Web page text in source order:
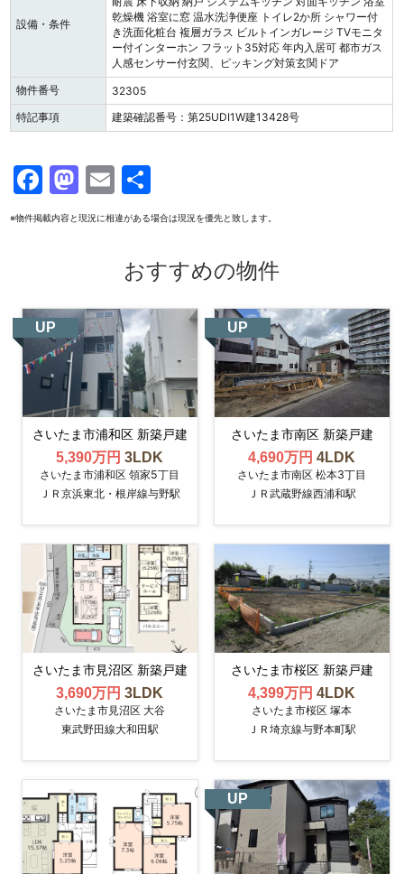
設備・条件
乾燥機 浴室に窓 温水洗浄便座 トイレ2か所 シャワー付
き洗面化粧台 複層ガラス ビルトインガレージ TVモニタ
ー付インターホン フラット35対応 年内入居可 都市ガス
人感センサー付玄関、ピッキング対策玄関ドア
物件番号
32305
特記事項
建築確認番号：第25UDI1W建13428号
F
a
o
o
k
M
a
o
n
E
m 有
※物件掲載内容と現況に相違がある場合は現況を優先と致します。
おすすめの物件
UP
さいたま市浦和区 新築戸建
5,390万円3LDK
さいたま市浦和区 領家5丁目
ＪＲ京浜東北・根岸線与野駅
UP
さいたま市南区 新築戸建
4,690万円4LDK
さいたま市南区 松本3丁目
ＪＲ武蔵野線西浦和駅
さいたま市見沼区 新築戸建
3,690万円3LDK
さいたま市見沼区 大谷
東武野田線大和田駅
さいたま市桜区 新築戸建
4,399万円4LDK
さいたま市桜区 塚本
ＪＲ埼京線与野本町駅
UP